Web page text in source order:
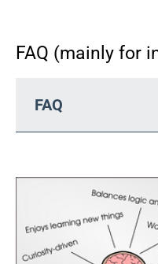
FAQ (mainly for
FAQ